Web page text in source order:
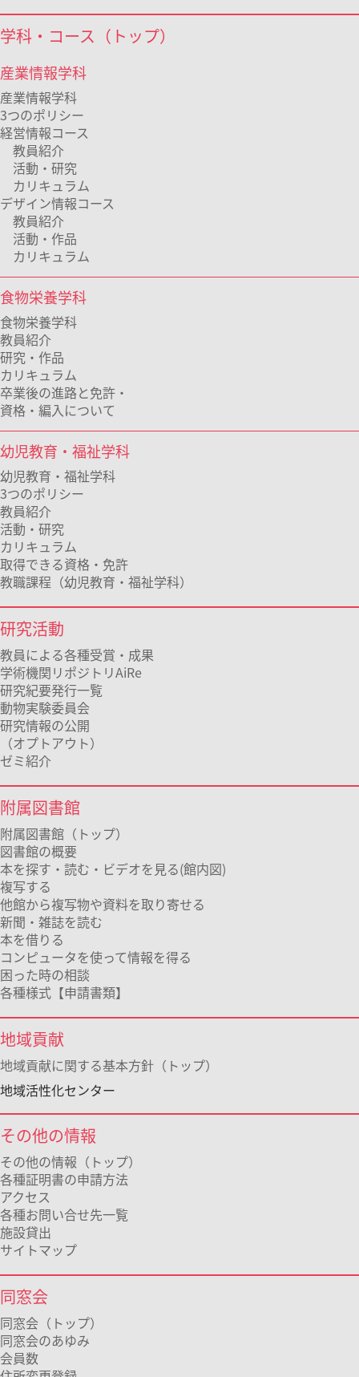
学科・コース（トップ）
産業情報学科
産業情報学科
3つのポリシー
経営情報コース
教員紹介
活動・研究
カリキュラム
デザイン情報コース
教員紹介
活動・作品
カリキュラム
食物栄養学科
食物栄養学科
教員紹介
研究・作品
カリキュラム
卒業後の進路と免許・
資格・編入について
幼児教育・福祉学科
幼児教育・福祉学科
3つのポリシー
教員紹介
活動・研究
カリキュラム
取得できる資格・免許
教職課程（幼児教育・福祉学科）
研究活動
教員による各種受賞・成果
学術機関リポジトリAiRe
研究紀要発行一覧
動物実験委員会
研究情報の公開
（オプトアウト）
ゼミ紹介
附属図書館
附属図書館（トップ）
図書館の概要
本を探す・読む・ビデオを見る(館内図)
複写する
他館から複写物や資料を取り寄せる
新聞・雑誌を読む
本を借りる
コンピュータを使って情報を得る
困った時の相談
各種様式【申請書類】
地域貢献
地域貢献に関する基本方針（トップ）
地域活性化センター
その他の情報
その他の情報（トップ）
各種証明書の申請方法
アクセス
各種お問い合せ先一覧
施設貸出
サイトマップ
同窓会
同窓会（トップ）
同窓会のあゆみ
会員数